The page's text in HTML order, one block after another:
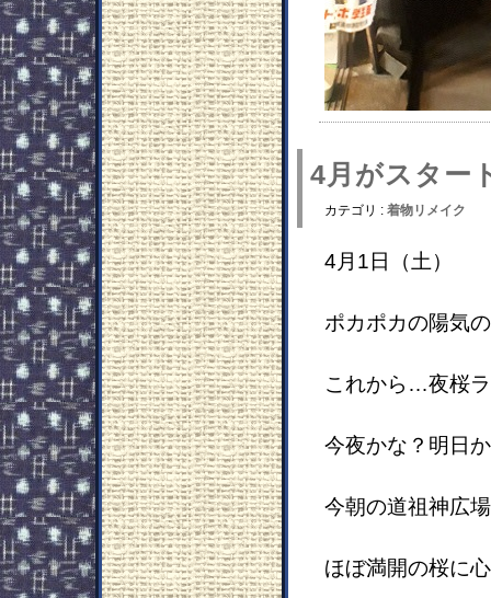
4月がスター
カテゴリ : 着物リメイク
4月1日（土）
ポカポカの陽気
これから…夜桜
今夜かな？明日
今朝の道祖神広
ほぼ満開の桜に